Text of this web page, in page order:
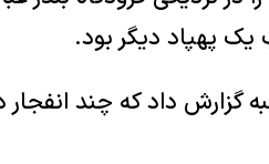
یک پهپاد دیگر بود.
گزارش داد که چند